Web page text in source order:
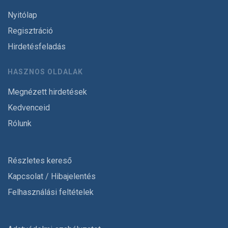
Nyitólap
Regisztráció
Hirdetésfeladás
HASZNOS OLDALAK
Megnézett hirdetések
Kedvenceid
Rólunk
Részletes kereső
Kapcsolat / Hibajelentés
Felhasználási feltételek